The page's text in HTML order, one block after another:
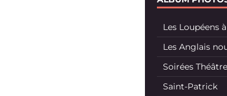
Les Loupéens
Les Anglais
Soirées Théâtre
Saint-Patrick